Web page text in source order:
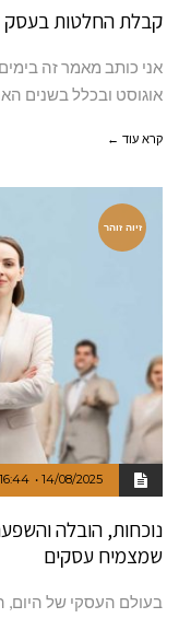
קבלת החלטות בעסק
אני כותב מאמר זה
אוגוסט ובכלל בשנים
קרא עוד ←
זיוה זוהר
14/08/2025
16:44
נוכחות, הובלה
שמצמיח עסקים
בעולם העסקי של היום,